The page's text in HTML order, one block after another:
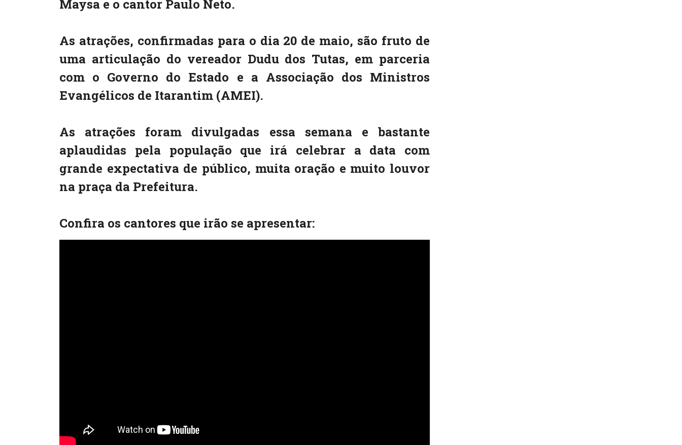
Maysa e o cantor Paulo Neto.
As atrações, confirmadas para o dia 20 de maio, são fruto de
uma articulação do vereador Dudu dos Tutas, em parceria
com o Governo do Estado e a Associação dos Ministros
Evangélicos de Itarantim (AMEI).
As atrações foram divulgadas essa semana e bastante
aplaudidas pela população que irá celebrar a data com
grande expectativa de público, muita oração e muito louvor
na praça da Prefeitura.
Confira os cantores que irão se apresentar: